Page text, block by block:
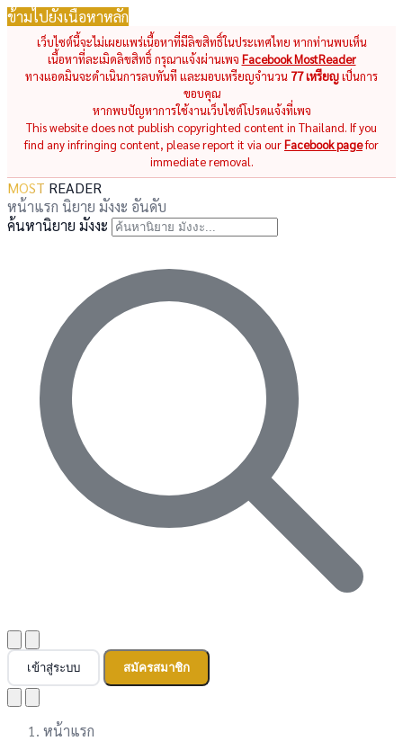
ข้ามไปยังเนื้อหาหลัก
เว็บไซต์นี้จะไม่เผยแพร่เนื้อหาที่มีลิขสิทธิ์ในประเทศไทย หากท่านพบเห็น
เนื้อหาที่ละเมิดลิขสิทธิ์ กรุณาแจ้งผ่านเพจ Facebook MostReader
ทางแอดมินจะดำเนินการลบทันที และมอบเหรียญจำนวน 77 เหรียญเป็นการ
ขอบคุณ
หากพบปัญหาการใช้งานเว็บไซต์โปรดแจ้งที่เพจ
This website does not publish copyrighted content in Thailand. If you
find any infringing content, please report it via ourFacebook pagefor
immediate removal.
MOST READER
หน้าแรก นิยาย มังงะ อันดับ
ค้นหานิยาย มังงะ
เข้าสู่ระบบ สมัครสมาชิก
หน้าแรก